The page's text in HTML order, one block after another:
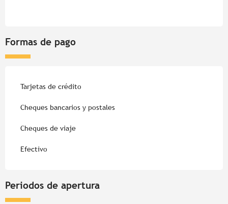
Formas de pago
Tarjetas de crédito
Cheques bancarios y postales
Cheques de viaje
Efectivo
Periodos de apertura